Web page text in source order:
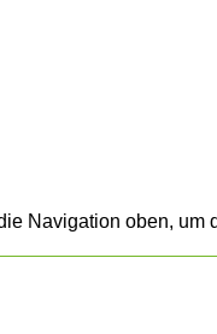
Navigation oben, um